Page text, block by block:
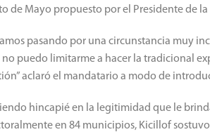
de Mayo propuesto por el Presidente de
pasando por una circunstancia muy
no puedo limitarme a hacer la tradicional
aclaró el mandatario a modo de
hincapié en la legitimidad que le
en 84 municipios, Kicillof